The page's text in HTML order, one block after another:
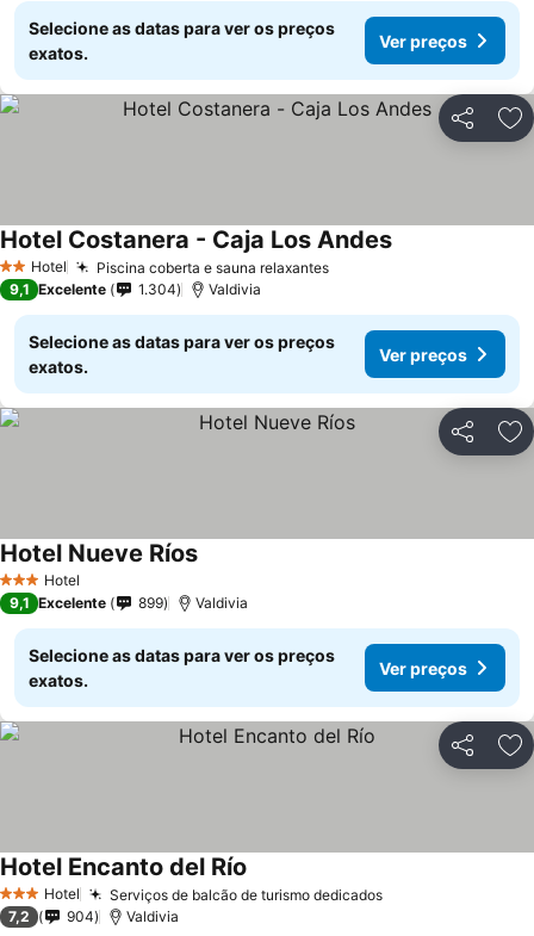
Selecione as datas para ver os preços
exatos.
Ver preços
Partilhar
2 Estrelas
Hotel Piscina coberta e sauna relaxantes
Hotel Costanera - Caja Los Andes
9,1 Excelente 1.304 Valdivia
Selecione as datas para ver os preços
exatos.
Ver preços
Partilhar
3 EstrelasHotel
Hotel Nueve Ríos
9,1 Excelente 899 Valdivia
Selecione as datas para ver os preços
exatos.
Ver preços
Partilhar
3 EstrelasHotel Serviços de balcão de turismo dedicados
Hotel Encanto del Río
7,2 904 Valdivia